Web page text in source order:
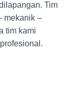
Tim
mekanik –
tim kami